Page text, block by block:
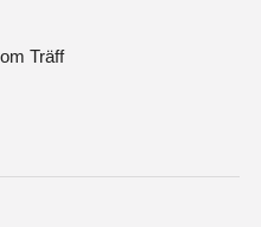
Träff